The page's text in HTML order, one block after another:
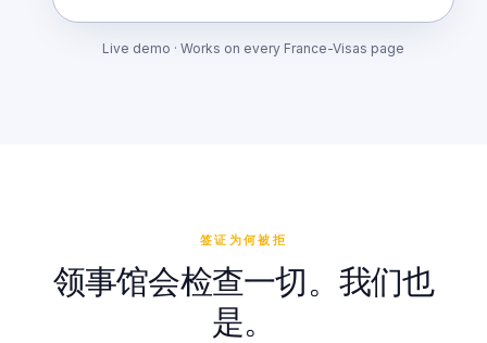
Live demo · Works on every France-Visas page
签证为何被拒
领事馆会检查一切。我们也
是。